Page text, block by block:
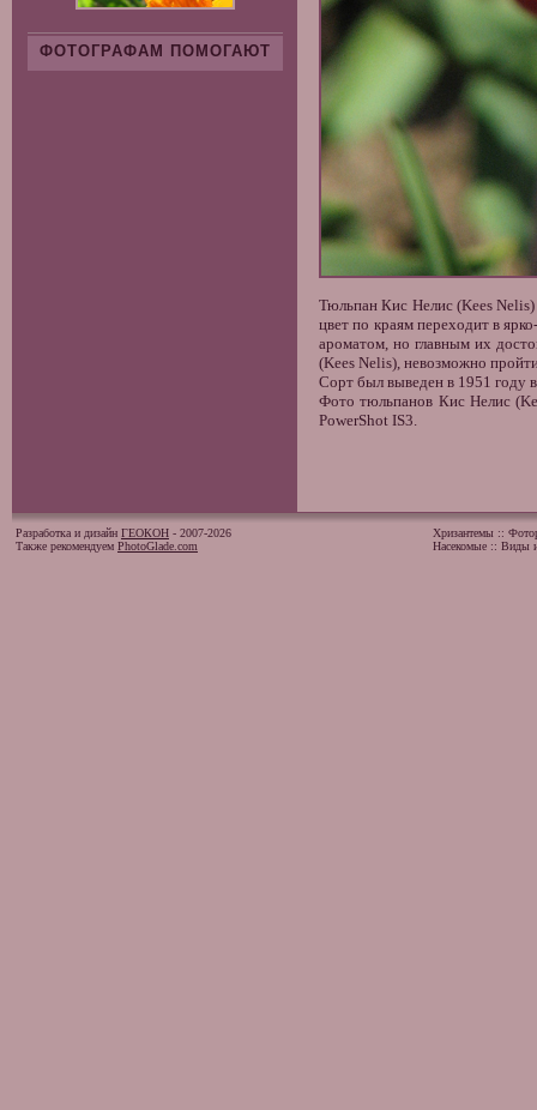
ФОТОГРАФАМ ПОМОГАЮТ
Тюльпан Кис Нелис (Kees
цвет по краям переходит в
ароматом, но главным их
(Kees Nelis), невозможно
Сорт был выведен в 1951 году
Фото тюльпанов Кис Нелис
PowerShot IS3.
Разработка и дизайн ГЕОКОН - 2007-2026
Также рекомендуем PhotoGlade.com
Хризантемы ::
Насекомые :: Виды